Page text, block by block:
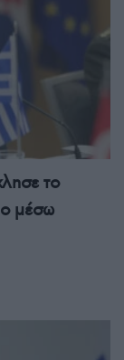
το
μέσω